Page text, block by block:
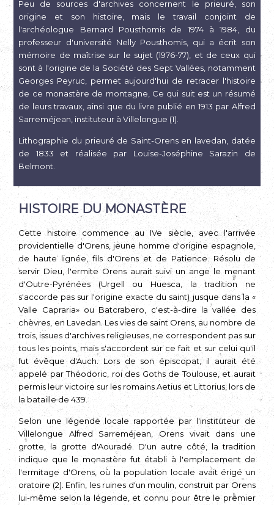
Peu de sources d'archives concernent le prieuré, son
origine et son histoire, mais le travail conjoint de
l'archéologue Bernard Pousthomis de 1974 à 1984, du
professeur d'université Nelly Pousthomis, qui a écrit son
mémoire de maîtrise sur le sujet (1976-77), et de ceux qui
sont à l'origine de la Société des Sept Vallées, notamment
Georges Peyruc, permet aujourd'hui de retracer l'histoire
de ce monastère de montagne, Ce qui suit est un résumé
de leurs travaux, ainsi que du livre publié en 1913 par Alfred
Sarreméjean, instituteur à Villelongue (1).
Lithographie du prieuré de Saint-Orens en lavedan, datée
de 1833 et réalisée par Louise-Joséphine Sarazin de
Belmont.
HISTOIRE DU MONASTÈRE
Cette histoire commence au IVe siècle, avec l'arrivée
providentielle d'Orens, jeune homme d'origine espagnole,
de haute lignée, fils d'Orens et de Patience. Résolu de
servir Dieu, l'ermite Orens aurait suivi un ange le menant
d'Outre-Pyrénées (Urgell ou Huesca, la tradition ne
s'accorde pas sur l'origine exacte du saint) jusque dans la «
Valle Capraria» ou Batcrabero, c'est-à-dire la vallée des
chèvres, en Lavedan. Les vies de saint Orens, au nombre de
trois, issues d'archi­ves religieuses, ne correspondent pas sur
tous les points, mais s'accordent sur ce fait et sur celui qu'il
fut évêque d'Auch. Lors de son épiscopat, il aurait été
appelé par Théodoric, roi des Goths de Toulouse, et aurait
permis leur victoire sur les romains Aetius et Littorius, lors de
la bataille de 439.
Selon une légende locale rapportée par l'instituteur de
Villelongue Alfred Sarreméjean, Orens vivait dans une
grotte, la grotte d'Aouradé. D'un autre côté, la tradition
indique que le monastère fut établi à l'emplacement de
l'ermitage d'Orens, où la population locale avait érigé un
oratoire (2). Enfin, les ruines d'un moulin, construit par Orens
lui-même selon la légende, et connu pour être le premier